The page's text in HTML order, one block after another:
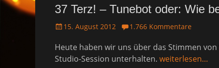
37 Terz! – Tunebot oder: Wie
P
s
t
15. August 2012 1.766 Kommentare
Heute haben wir uns über das Stimmen
Studio-Session unterhalten. weiterlesen…